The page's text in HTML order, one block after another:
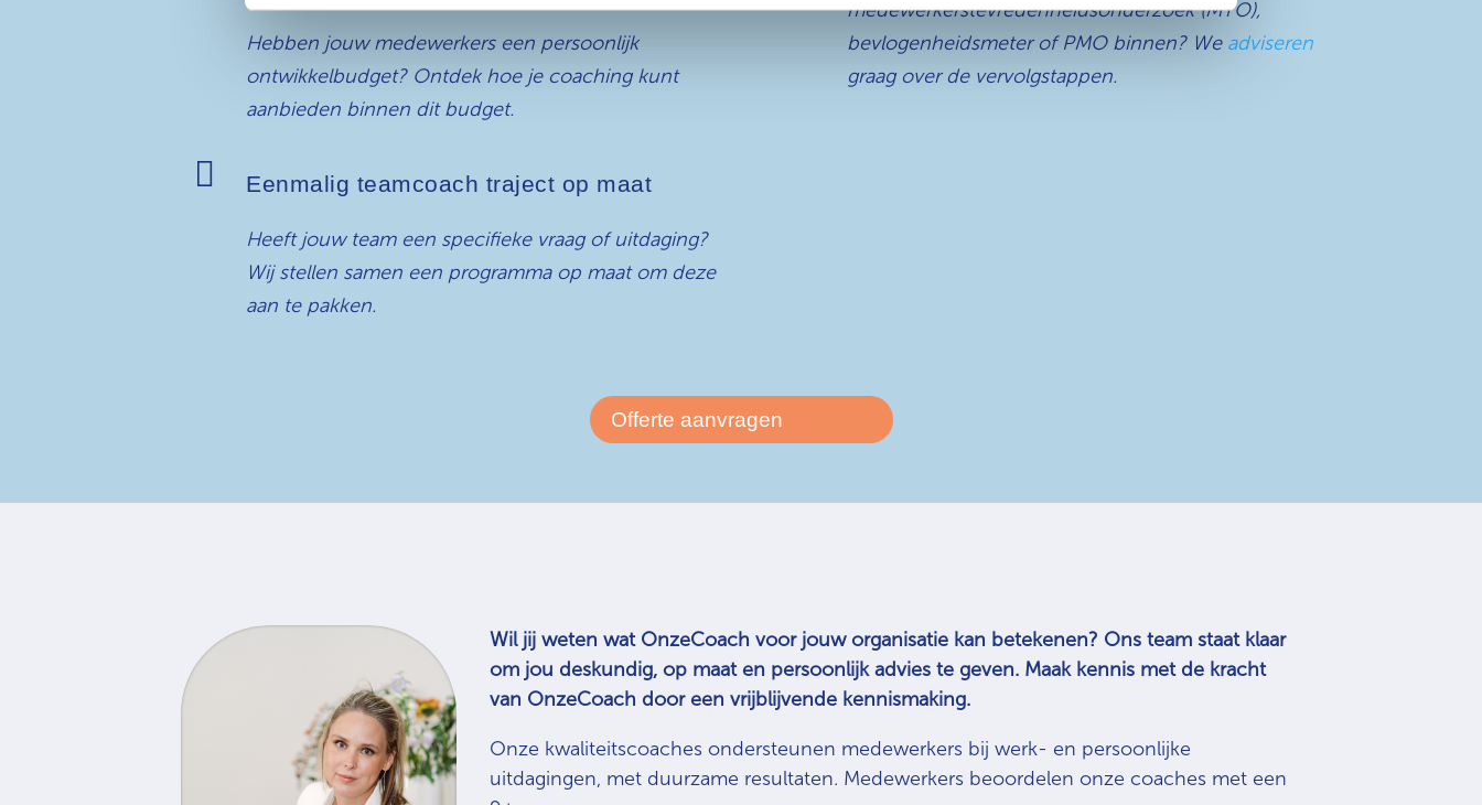
Hebben jouw medewerkers een persoonlijk
ontwikkelbudget? Ontdek hoe je coaching kunt
aanbieden binnen dit budget.
 Eenmalig teamcoach traject op maat
Heeft jouw team een specifieke vraag of uitdaging?
Wij stellen samen een programma op maat om deze
aan te pakken.
medewerkerstevredenheidsonderzoek (MTO),
bevlogenheidsmeter of PMO binnen? We adviseren
graag over de vervolgstappen.
Offerte aanvragen
Wil jij weten wat OnzeCoach voor jouw organisatie kan betekenen? Ons team staat klaar
om jou deskundig, op maat en persoonlijk advies te geven. Maak kennis met de kracht
van OnzeCoach door een vrijblijvende kennismaking.
Onze kwaliteitscoaches ondersteunen medewerkers bij werk- en persoonlijke
uitdagingen, met duurzame resultaten. Medewerkers beoordelen onze coaches met een